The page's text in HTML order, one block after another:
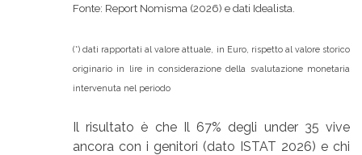
Fonte: Report Nomisma (2026) e dati Idealista.
(*) dati rapportati al valore attuale, in Euro, rispetto al valore storico
originario in lire in considerazione della svalutazione monetaria
intervenuta nel periodo
Il risultato è che Il 67% degli under 35 vive
ancora con i genitori (dato ISTAT 2026) e chi